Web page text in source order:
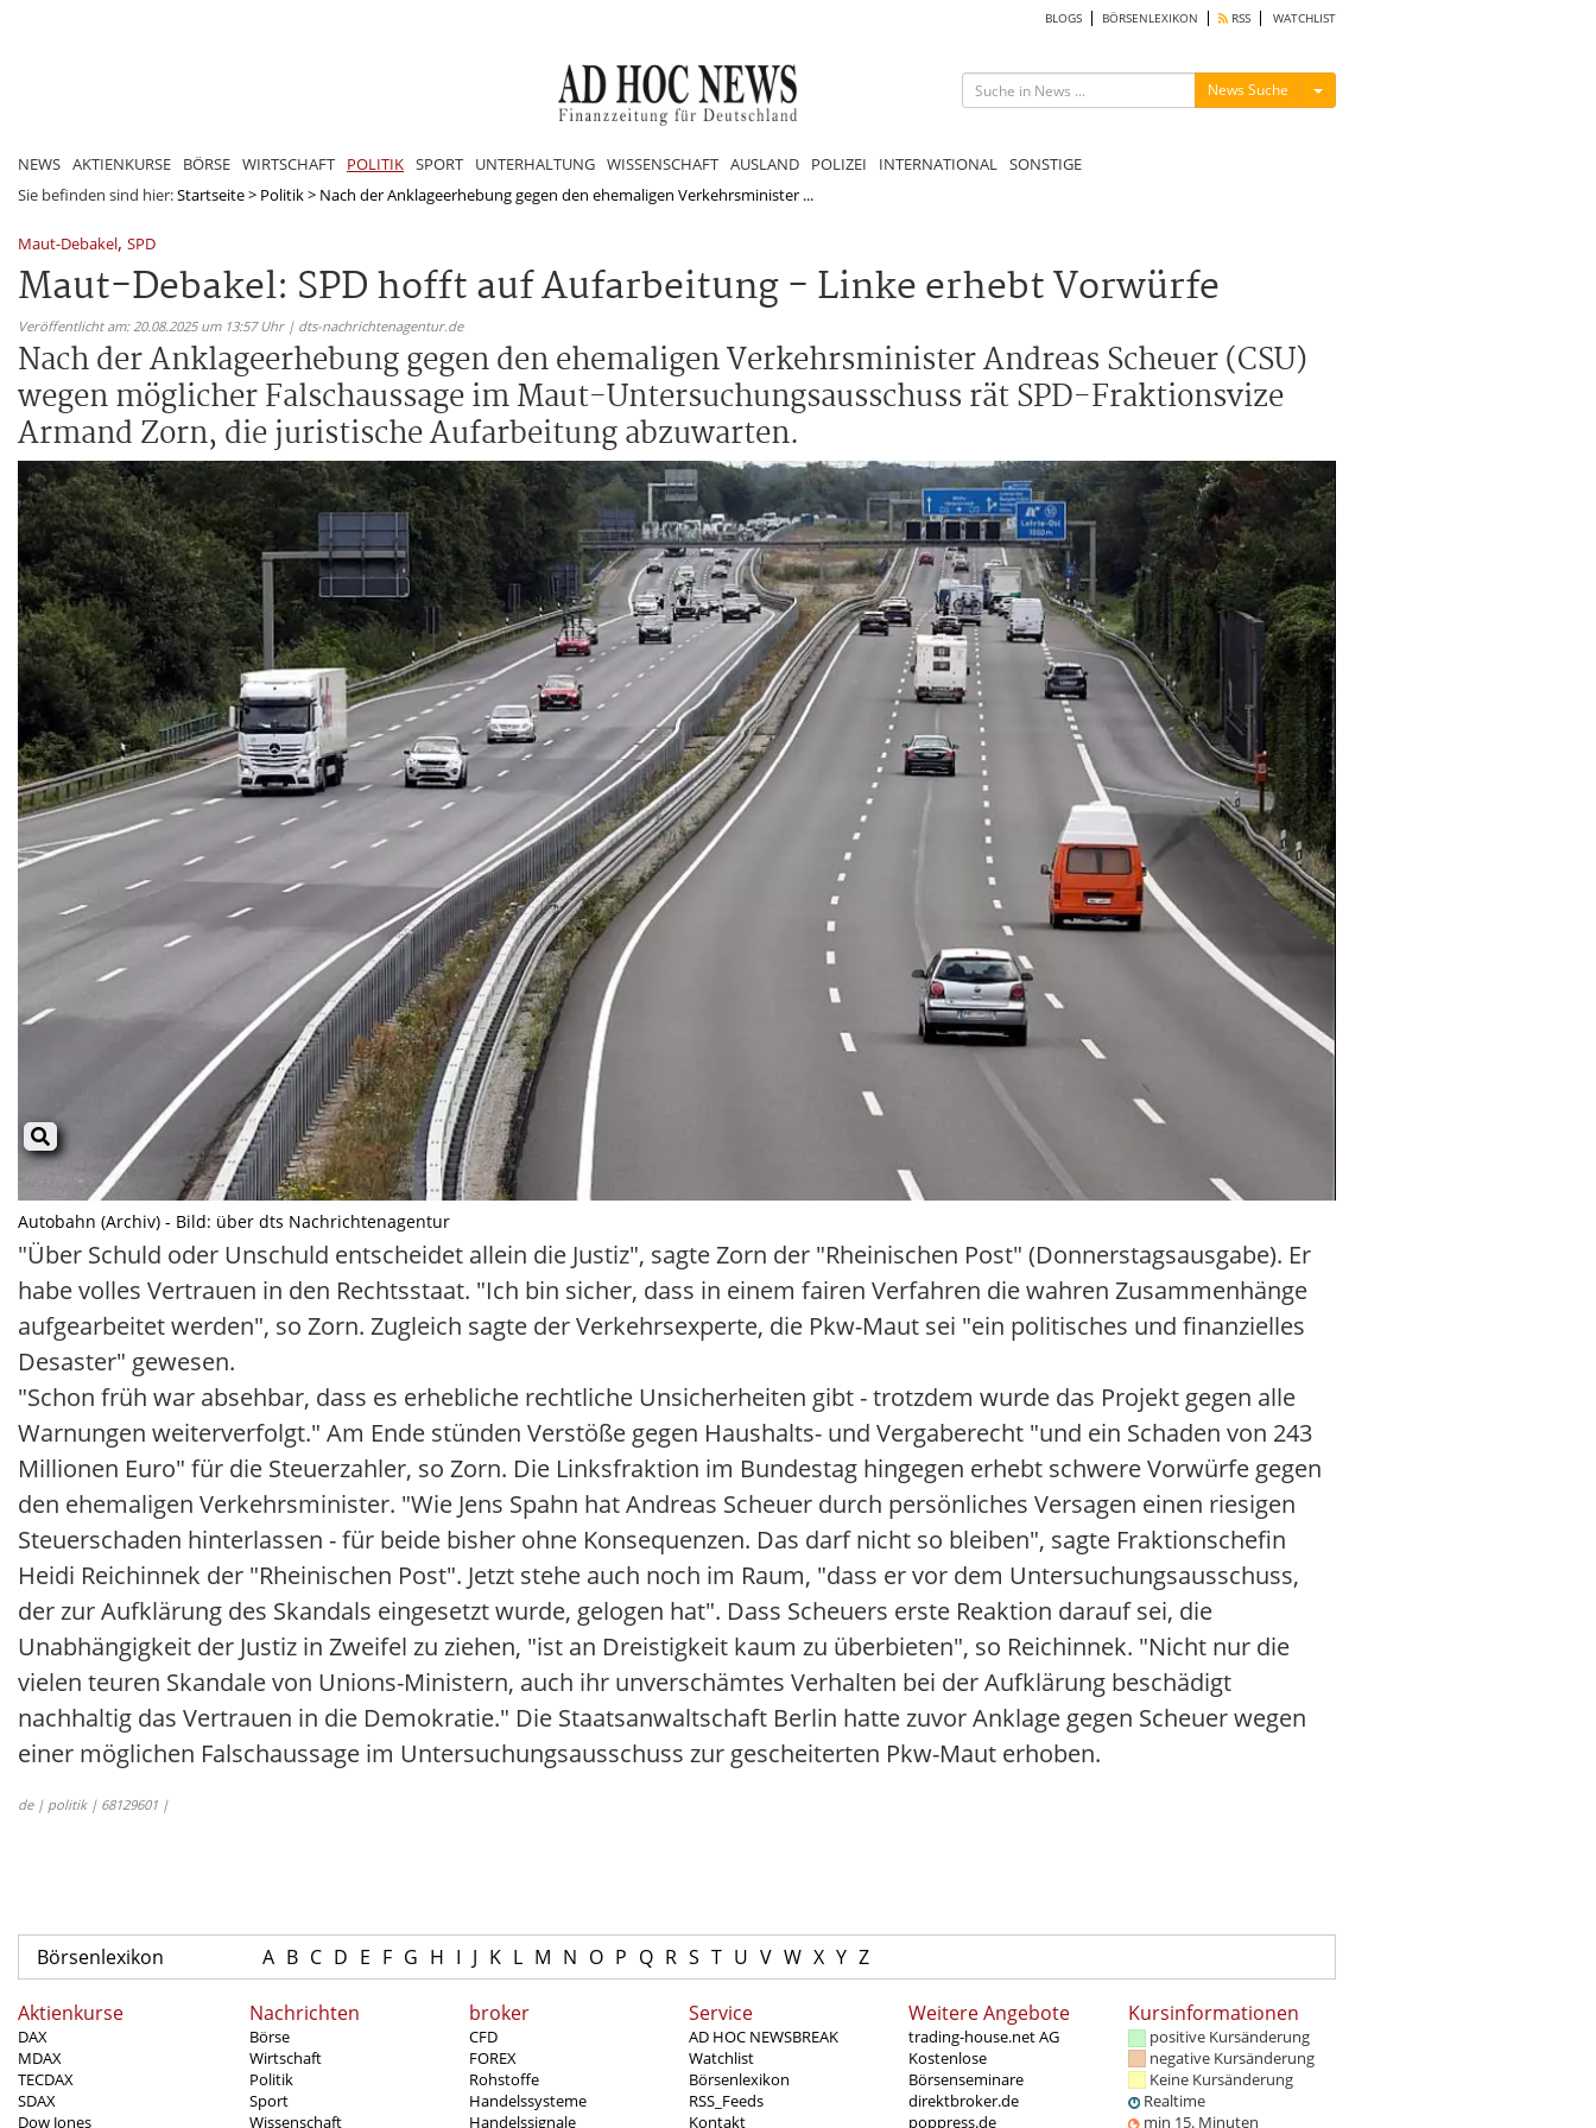
BLOGS BÖRSENLEXIKON RSS WATCHLIST
News Suche Menü ein-/ausblenden
NEWS AKTIENKURSE BÖRSE WIRTSCHAFT POLITIK SPORT UNTERHALTUNG WISSENSCHAFT AUSLAND POLIZEI INTERNATIONAL SONSTIGE
Sie befinden sind hier:Startseite> Politik> Nach der Anklageerhebung gegen den ehemaligen Verkehrsminister ...
Maut-Debakel, SPD
Maut-Debakel: SPD hofft auf Aufarbeitung - Linke erhebt Vorwürfe
Veröffentlicht am: 20.08.2025 um 13:57 Uhr | dts-nachrichtenagentur.de
Nach der Anklageerhebung gegen den ehemaligen Verkehrsminister Andreas Scheuer (CSU)
wegen möglicher Falschaussage im Maut-Untersuchungsausschuss rät SPD-Fraktionsvize
Armand Zorn, die juristische Aufarbeitung abzuwarten.
Autobahn (Archiv) - Bild: über dts Nachrichtenagentur
"Über Schuld oder Unschuld entscheidet allein die Justiz", sagte Zorn der "Rheinischen Post" (Donnerstagsausgabe). Er
habe volles Vertrauen in den Rechtsstaat. "Ich bin sicher, dass in einem fairen Verfahren die wahren Zusammenhänge
aufgearbeitet werden", so Zorn. Zugleich sagte der Verkehrsexperte, die Pkw-Maut sei "ein politisches und finanzielles
Desaster" gewesen.
"Schon früh war absehbar, dass es erhebliche rechtliche Unsicherheiten gibt - trotzdem wurde das Projekt gegen alle
Warnungen weiterverfolgt." Am Ende stünden Verstöße gegen Haushalts- und Vergaberecht "und ein Schaden von 243
Millionen Euro" für die Steuerzahler, so Zorn. Die Linksfraktion im Bundestag hingegen erhebt schwere Vorwürfe gegen
den ehemaligen Verkehrsminister. "Wie Jens Spahn hat Andreas Scheuer durch persönliches Versagen einen riesigen
Steuerschaden hinterlassen - für beide bisher ohne Konsequenzen. Das darf nicht so bleiben", sagte Fraktionschefin
Heidi Reichinnek der "Rheinischen Post". Jetzt stehe auch noch im Raum, "dass er vor dem Untersuchungsausschuss,
der zur Aufklärung des Skandals eingesetzt wurde, gelogen hat". Dass Scheuers erste Reaktion darauf sei, die
Unabhängigkeit der Justiz in Zweifel zu ziehen, "ist an Dreistigkeit kaum zu überbieten", so Reichinnek. "Nicht nur die
vielen teuren Skandale von Unions-Ministern, auch ihr unverschämtes Verhalten bei der Aufklärung beschädigt
nachhaltig das Vertrauen in die Demokratie." Die Staatsanwaltschaft Berlin hatte zuvor Anklage gegen Scheuer wegen
einer möglichen Falschaussage im Untersuchungsausschuss zur gescheiterten Pkw-Maut erhoben.
de | politik | 68129601 |
Börsenlexikon A B C D E F G H I J K L M N O P Q R S T U V W X Y Z
Aktienkurse
DAX
MDAX
TECDAX
SDAX
Dow Jones
Nachrichten
Börse
Wirtschaft
Politik
Sport
Wissenschaft
broker
CFD
FOREX
Rohstoffe
Handelssysteme
Handelssignale
Service
AD HOC NEWSBREAK
Watchlist
Börsenlexikon
RSS_Feeds
Kontakt
Weitere Angebote
trading-house.net AG
Kostenlose
Börsenseminare
direktbroker.de
poppress.de
Kursinformationen
positive Kursänderung
negative Kursänderung
Keine Kursänderung
Realtime
min 15. Minuten